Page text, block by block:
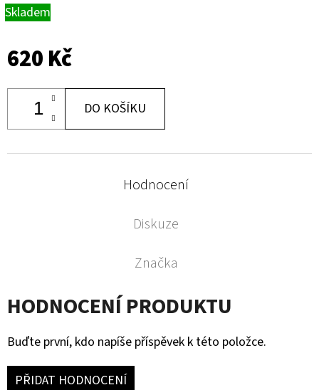
Skladem
620 Kč
DO KOŠÍKU
Hodnocení
Diskuze
Značka
HODNOCENÍ PRODUKTU
Buďte první, kdo napíše příspěvek k této položce.
PŘIDAT HODNOCENÍ